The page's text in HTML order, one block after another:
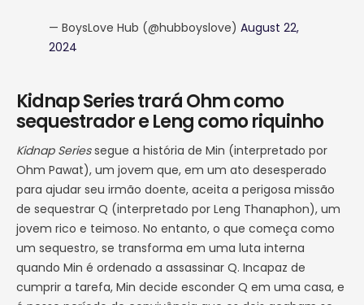
— BoysLove Hub (@hubboyslove) August 22,
2024
Kidnap Series trará Ohm como
sequestrador e Leng como riquinho
Kidnap Seriessegue a história de Min (interpretado por
Ohm Pawat), um jovem que, em um ato desesperado
para ajudar seu irmão doente, aceita a perigosa missão
de sequestrar Q (interpretado por Leng Thanaphon), um
jovem rico e teimoso. No entanto, o que começa como
um sequestro, se transforma em uma luta interna
quando Min é ordenado a assassinar Q. Incapaz de
cumprir a tarefa, Min decide esconder Q em uma casa, e